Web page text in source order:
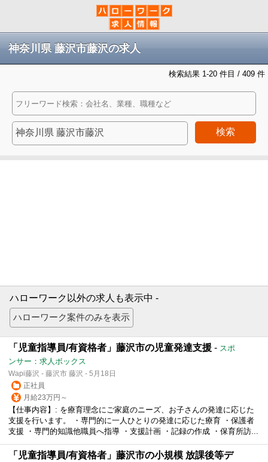
神奈川県 藤沢市藤沢の求人
検索結果 1-20 件目 / 409 件
検索
ハローワーク以外の求人も表示中 -
「児童指導員/有資格者」藤沢市の児童発達支援 - スポ
ンサー：求人ボックス
Wapi藤沢 - 藤沢市 藤沢 - 5月18日
正社員
月給23万円～
【仕事内容】: を療育理念にご家庭のニーズ、お子さんの発達に応じた
支援を行います。 ・専門的に一人ひとりの発達に応じた療育 ・保護者
支援 ・専門的知識他職員へ指導 ・支援計画 ・記録の作成 ・保育所訪...
「児童指導員/有資格者」藤沢市の小規模 放課後等デ